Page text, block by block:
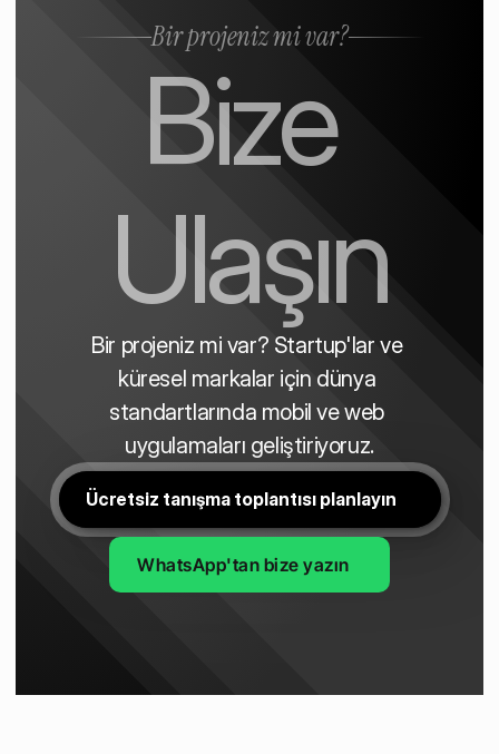
Bir projeniz mi var?
Bize
Ulaşın
Bir projeniz mi var? Startup'lar ve
küresel markalar için dünya
standartlarında mobil ve web
uygulamaları geliştiriyoruz.
Ücretsiz tanışma toplantısı planlayın
WhatsApp'tan bize yazın